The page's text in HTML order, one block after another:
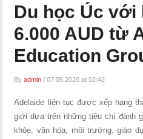
Du học Úc với
6.000 AUD từ
Education
Byadmin /07.05.2020 at 02:42
Adelaide liên tục được xếp hạng
giới dựa trên những tiêu chí đánh
khỏe, văn hóa, môi trường, giáo